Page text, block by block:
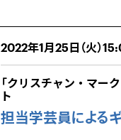
2022年1月25日（火）
「クリスチャン・マー
ト
担当学芸員によるギ